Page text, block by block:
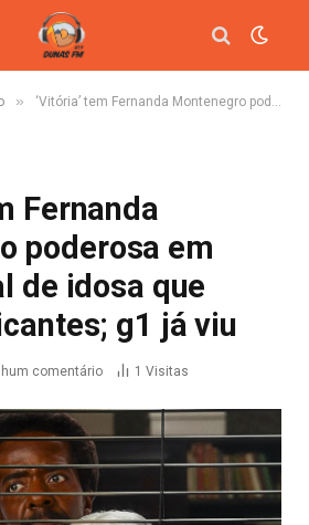
» ‘Vitória’ tem Fernanda Montenegro poderosa em história real de idosa que filmou traficantes; g1 já viu
Fernanda
poderosa em
de idosa que
g1 já viu
comentário 1 Visitas